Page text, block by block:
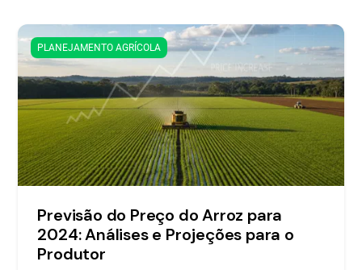
PLANEJAMENTO AGRÍCOLA
Previsão do Preço do Arroz para
2024: Análises e Projeções para o
Produtor